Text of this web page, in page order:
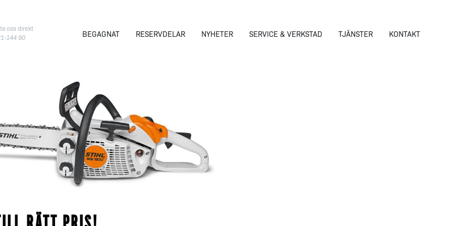
oss direkt
144 90
BEGAGNAT RESERVDELAR NYHETER SERVICE & VERKSTAD TJÄNSTER KONTAKT